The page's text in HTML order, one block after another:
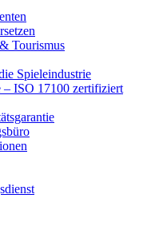
Tourismus
Spieleindustrie
– ISO 17100 zertifiziert